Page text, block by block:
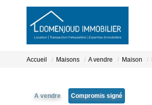
Accueil Maisons A vendre Maison
A vendre Compromis signé